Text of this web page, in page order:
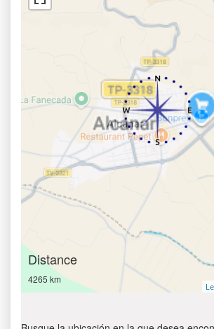
Distance
4265 km